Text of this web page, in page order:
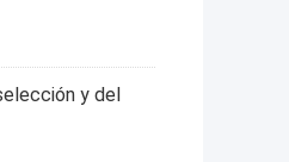
y del